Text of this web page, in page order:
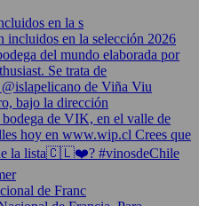
en la s
de Franc